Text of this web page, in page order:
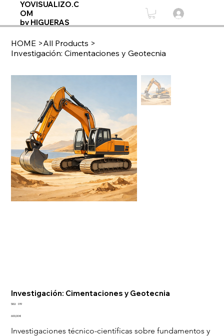
YOVISUALIZO.C
OM
by HIGUERAS
HOME >All Products >
Investigación: Cimentaciones y Geotecnia
Investigación: Cimentaciones y Geotecnia
SKU:
SKU
019
Precio
600,00 €
Investigaciones técnico-científicas sobre fundamentos y